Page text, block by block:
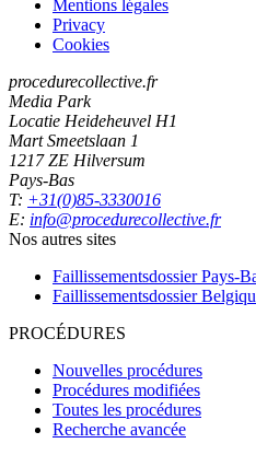
Mentions légales
Privacy
Cookies
procedurecollective.fr
Media Park
Locatie Heideheuvel H1
Mart Smeetslaan 1
1217 ZE Hilversum
Pays-Bas
T: +31(0)85-3330016
E: info@procedurecollective.fr
Nos autres sites
Faillissementsdossier Pays-
Faillissementsdossier
PROCÉDURES
Nouvelles procédures
Procédures modifiées
Toutes les procédures
Recherche avancée